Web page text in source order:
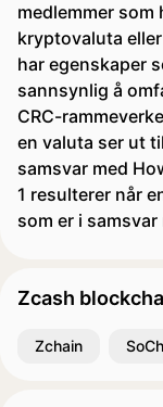
medlemmer som
kryptovaluta
har egenskaper
sannsynlig å
CRC-
en valuta ser ut
samsvar med
1 resulterer når
som er i
Zcash
Zchain